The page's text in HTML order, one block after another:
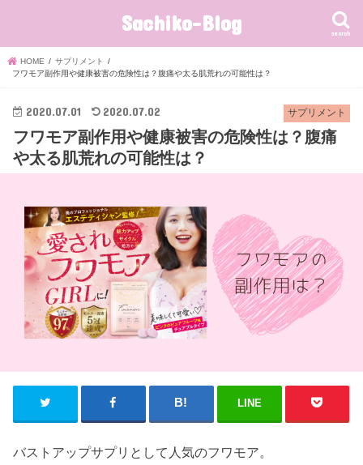
Sachiko-Blog search
HOME
サプリメント
フワモア副作用や健康被害の危険性は？腹痛や太る肌荒れの可能性は？
サプリメント
2020.07.01 2020.07.02
フワモア副作用や健康被害の危険性は？腹痛
や太る肌荒れの可能性は？
LINE
バストアップサプリとして人気のフワモア。